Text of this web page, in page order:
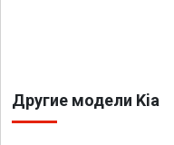
Другие модели Kia